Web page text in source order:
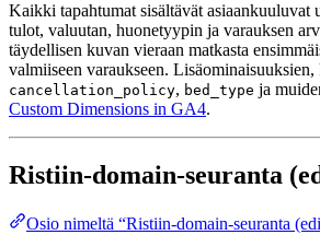
Kaikki tapahtumat sisältävät asiaankuuluvat
tulot, valuutan, huonetyypin ja varauksen
täydellisen kuvan vieraan matkasta
valmiiseen varaukseen. Lisäominaisuuksien,
cancellation_policy, bed_type ja
Custom Dimensions in GA4.
Ristiin-domain-seuranta
Osio nimeltä “Ristiin-domain-seuranta